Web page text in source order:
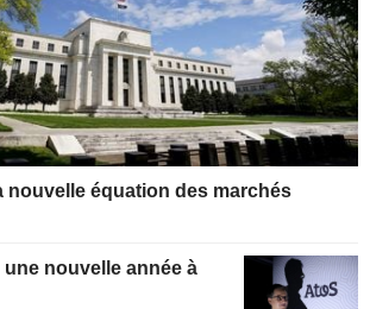
nouvelle équation des marchés